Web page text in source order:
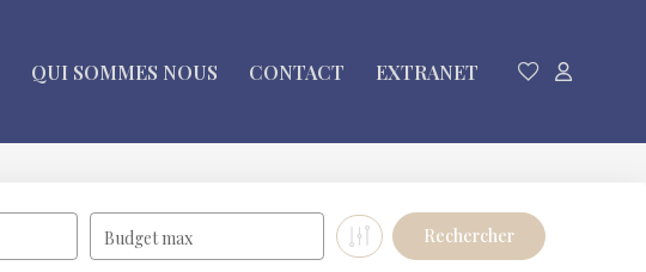
QUI SOMMES NOUS CONTACT EXTRANET
Budget max